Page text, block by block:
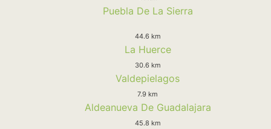
Puebla De La Sierra
44.6 km
La Huerce
30.6 km
Valdepielagos
7.9 km
Aldeanueva De Guadalajara
45.8 km